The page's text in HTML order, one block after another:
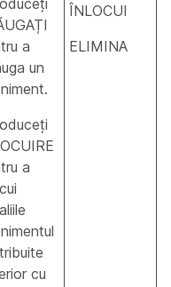
a
un
a
cu
ÎNLOCUI
ELIMINA